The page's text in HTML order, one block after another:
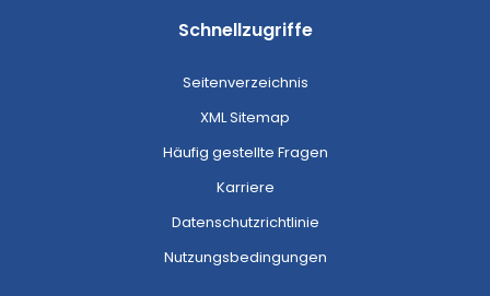
Schnellzugriffe
Seitenverzeichnis
XML Sitemap
Häufig gestellte Fragen
Karriere
Datenschutzrichtlinie
Nutzungsbedingungen